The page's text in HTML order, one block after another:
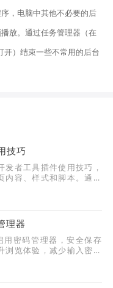
，电脑中其他不必要的后
放。通过任务管理器（在
开）结束一些不常用的后台
技巧
发者工具插件使用技巧，
内容、样式和脚本。通过
升浏览器使用体验和操
理器
密码管理器，安全保存
浏览体验，减少输入密码